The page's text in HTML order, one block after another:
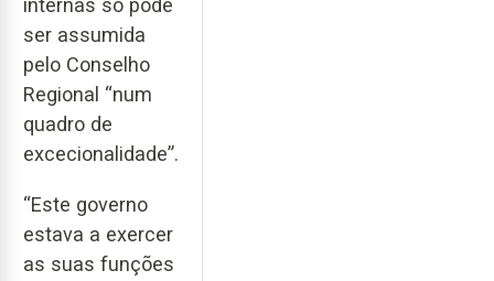
ser assumida
pelo Conselho
Regional “num
quadro de
excecionalidade”.
“Este governo
estava a exercer
as suas funções